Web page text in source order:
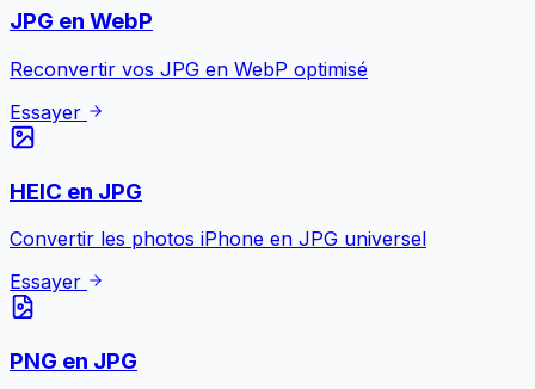
JPG en WebP
Reconvertir vos JPG en WebP optimisé
Essayer
HEIC en JPG
Convertir les photos iPhone en JPG universel
Essayer
PNG en JPG